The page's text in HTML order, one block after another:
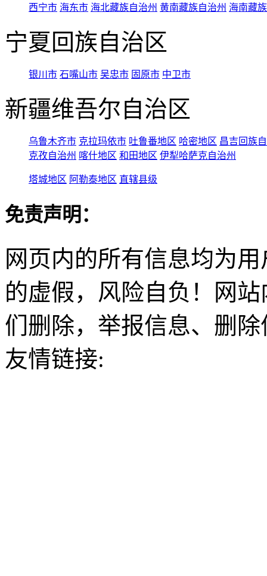
西宁市 海东市 海北藏族自治州 黄南藏族自治州 海南藏
宁夏回族自治区
银川市 石嘴山市 吴忠市 固原市 中卫市
新疆维吾尔自治区
乌鲁木齐市 克拉玛依市 吐鲁番地区 哈密地区 昌吉回族
克孜自治州 喀什地区 和田地区 伊犁哈萨克自治州
塔城地区 阿勒泰地区 直辖县级
免责声明：
网页内的所有信息均为
的虚假，风险自负！网
们删除，举报信息、删
友情链接: